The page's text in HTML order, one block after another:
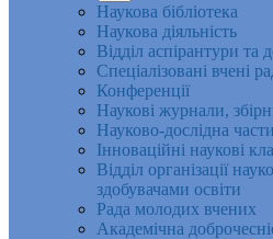
Наукова бібліотека
Наукова діяльність
Відділ аспірантури та
Спеціалізовані вчені
Конференції
Наукові журнали,
Науково-дослідна
Інноваційні наукові
Відділ організації
здобувачами освіти
Рада молодих вчених
Академічна